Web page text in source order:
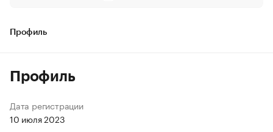
Профиль
Профиль
Дата регистрации
10 июля 2023